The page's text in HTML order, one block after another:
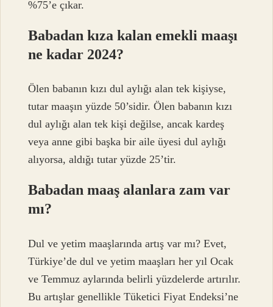
%75’e çıkar.
Babadan kıza kalan emekli maaşı
ne kadar 2024?
Ölen babanın kızı dul aylığı alan tek kişiyse,
tutar maaşın yüzde 50’sidir. Ölen babanın kızı
dul aylığı alan tek kişi değilse, ancak kardeş
veya anne gibi başka bir aile üyesi dul aylığı
alıyorsa, aldığı tutar yüzde 25’tir.
Babadan maaş alanlara zam var
mı?
Dul ve yetim maaşlarında artış var mı? Evet,
Türkiye’de dul ve yetim maaşları her yıl Ocak
ve Temmuz aylarında belirli yüzdelerde artırılır.
Bu artışlar genellikle Tüketici Fiyat Endeksi’ne